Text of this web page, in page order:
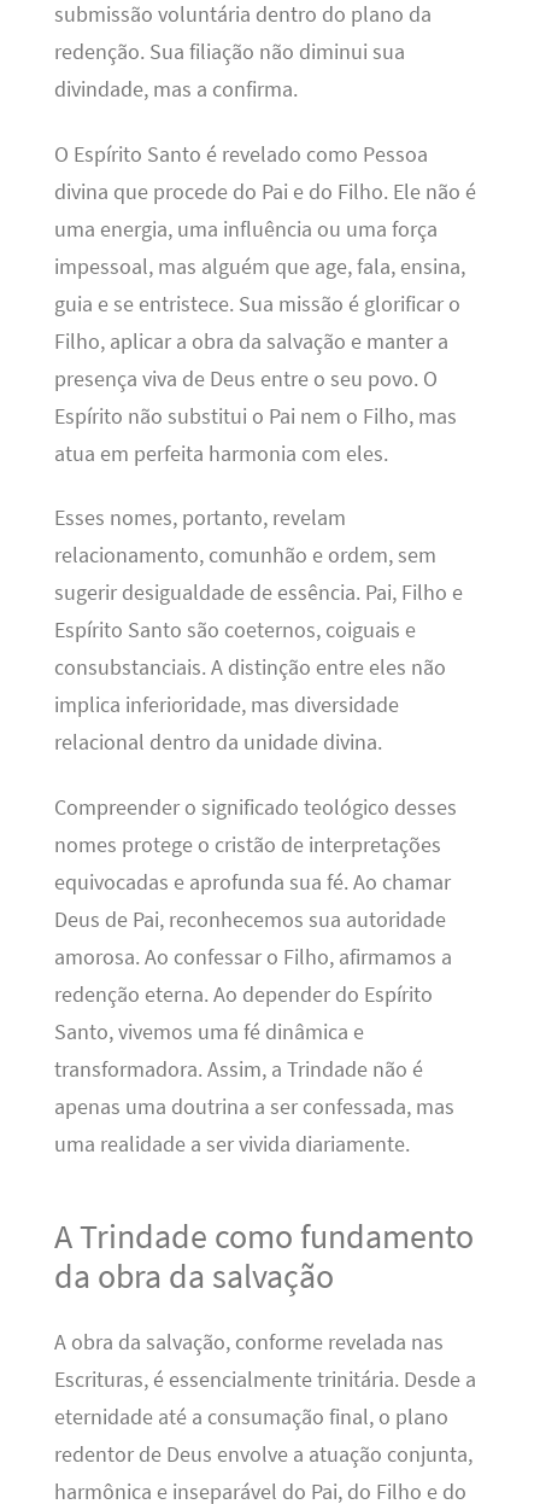
submissão voluntária dentro do plano da
redenção. Sua filiação não diminui sua
divindade, mas a confirma.
O Espírito Santo é revelado como Pessoa
divina que procede do Pai e do Filho. Ele não é
uma energia, uma influência ou uma força
impessoal, mas alguém que age, fala, ensina,
guia e se entristece. Sua missão é glorificar o
Filho, aplicar a obra da salvação e manter a
presença viva de Deus entre o seu povo. O
Espírito não substitui o Pai nem o Filho, mas
atua em perfeita harmonia com eles.
Esses nomes, portanto, revelam
relacionamento, comunhão e ordem, sem
sugerir desigualdade de essência. Pai, Filho e
Espírito Santo são coeternos, coiguais e
consubstanciais. A distinção entre eles não
implica inferioridade, mas diversidade
relacional dentro da unidade divina.
Compreender o significado teológico desses
nomes protege o cristão de interpretações
equivocadas e aprofunda sua fé. Ao chamar
Deus de Pai, reconhecemos sua autoridade
amorosa. Ao confessar o Filho, afirmamos a
redenção eterna. Ao depender do Espírito
Santo, vivemos uma fé dinâmica e
transformadora. Assim, a Trindade não é
apenas uma doutrina a ser confessada, mas
uma realidade a ser vivida diariamente.
A Trindade como fundamento
da obra da salvação
A obra da salvação, conforme revelada nas
Escrituras, é essencialmente trinitária. Desde a
eternidade até a consumação final, o plano
redentor de Deus envolve a atuação conjunta,
harmônica e inseparável do Pai, do Filho e do